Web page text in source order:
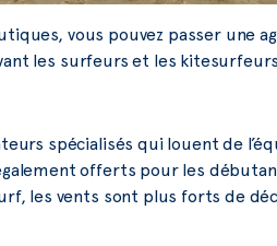
vous pouvez passer une
les surfeurs et les
spécialisés qui louent de
offerts pour les
les vents sont plus forts de